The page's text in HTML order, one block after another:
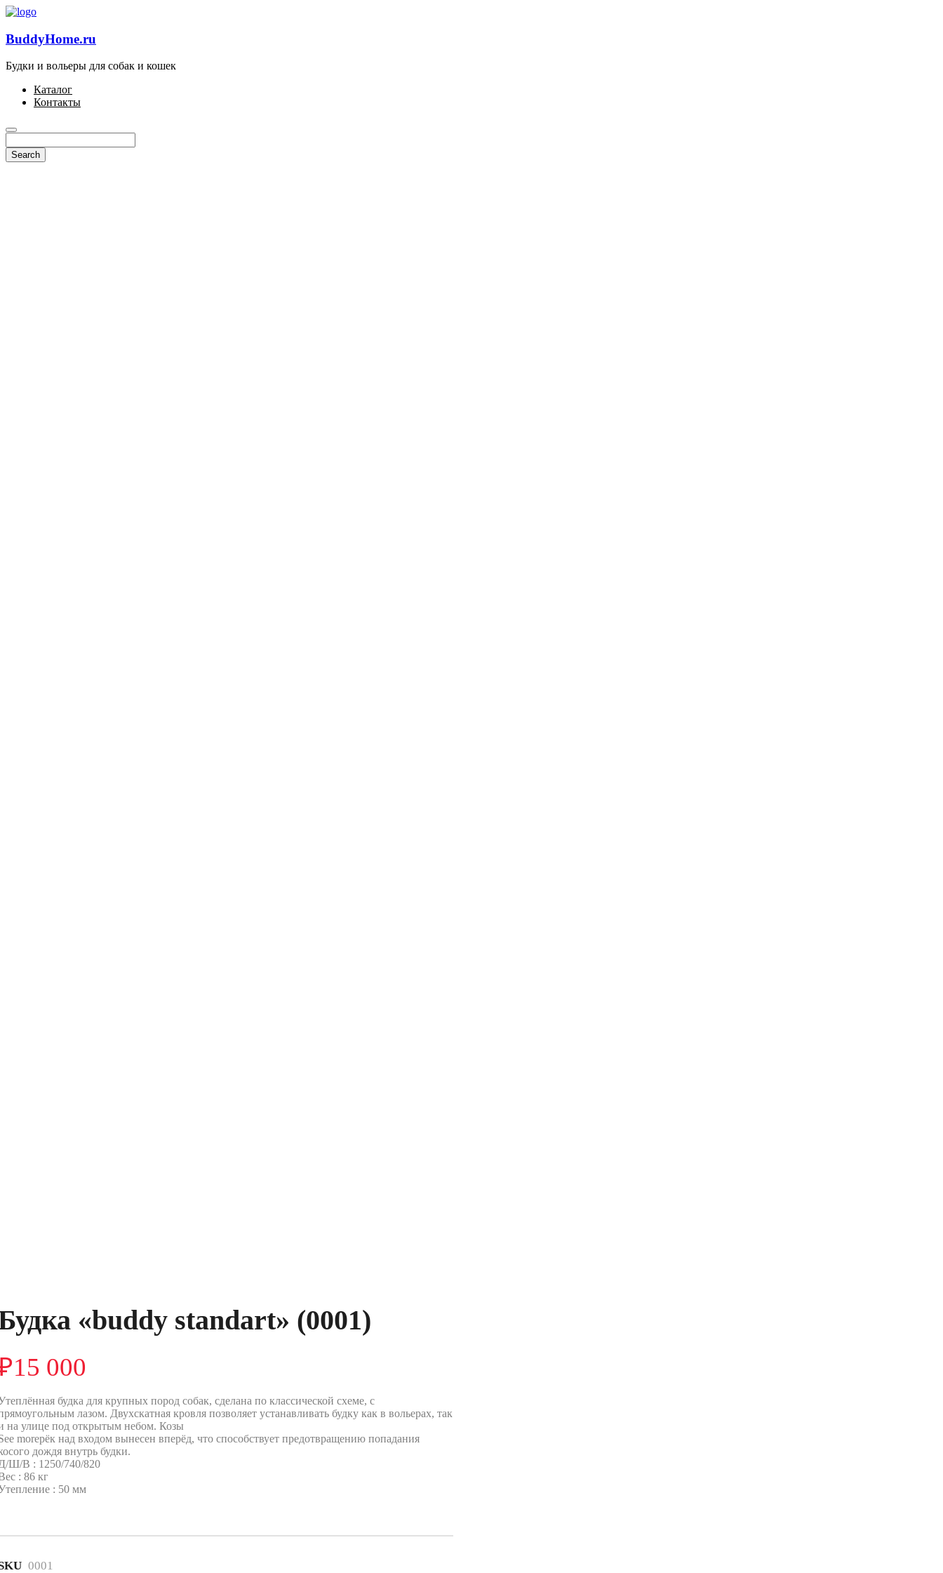
BuddyHome.ru
Будки и вольеры для собак и кошек
Каталог
Контакты
«buddy standart» (0001)
15 000
будка для крупных пород собак, сделана по классической схеме, с
лазом. Двухскатная кровля позволяет устанавливать будку как в вольерах, так
на улице под открытым небом. Козы
moreрёк над входом вынесен вперёд, что способствует предотвращению попадания
дождя внутрь будки.
Ш/В : 1250/740/820
: 86 кг
: 50 мм
0001